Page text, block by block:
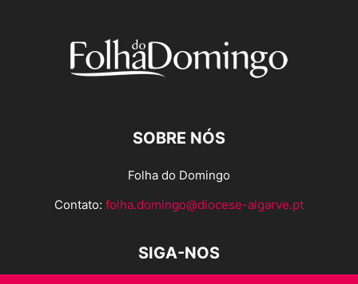
SOBRE NÓS
Folha do Domingo
Contato: folha.domingo@diocese-algarve.pt
SIGA-NOS